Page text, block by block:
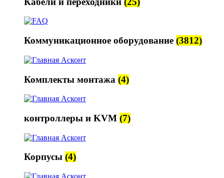
Коммуникационное оборудование (3812)
Комплекты монтажа (4)
контроллеры и KVM (7)
Корпусы (4)